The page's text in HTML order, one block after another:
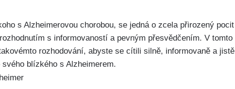
s Alzheimerovou chorobou, se jedná o zcela přirozený pocit
s informovaností a pevným přesvědčením. V tomto
rozhodování, abyste se cítili silně, informovaně a jistě
blízkého s Alzheimerem.